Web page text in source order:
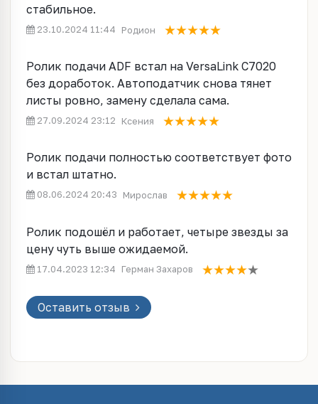
стабильное.
23.10.2024 11:44 Родион
Ролик подачи ADF встал на VersaLink C7020
без доработок. Автоподатчик снова тянет
листы ровно, замену сделала сама.
27.09.2024 23:12 Ксения
Ролик подачи полностью соответствует фото
и встал штатно.
08.06.2024 20:43 Мирослав
Ролик подошёл и работает, четыре звезды за
цену чуть выше ожидаемой.
17.04.2023 12:34 Герман Захаров
Оставить отзыв